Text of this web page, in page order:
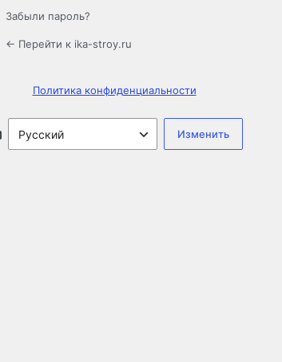
Забыли пароль?
← Перейти к ika-stroy.ru
Политика конфиденциальности
Язык